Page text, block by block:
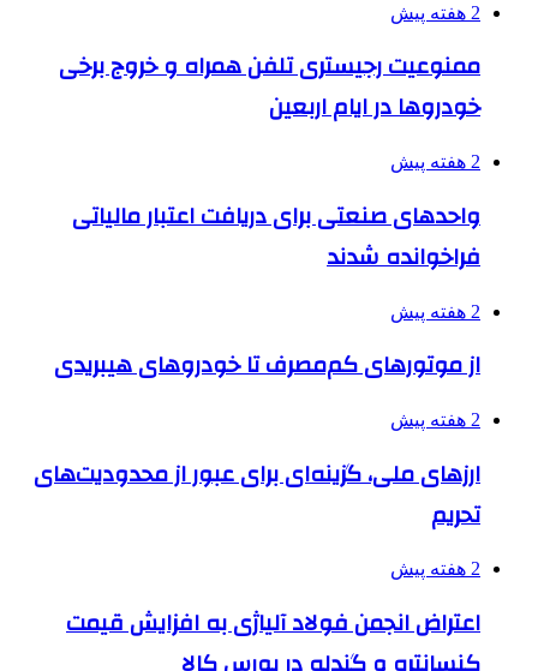
2 هفته پیش
ممنوعیت رجیستری تلفن همراه و خروج برخی
خودروها در ایام اربعین
2 هفته پیش
واحدهای صنعتی برای دریافت اعتبار مالیاتی
فراخوانده شدند
2 هفته پیش
از موتورهای کم‌مصرف تا خودروهای هیبریدی
2 هفته پیش
ارزهای ملی، گزینه‌ای برای عبور از محدودیت‌های
تحریم
2 هفته پیش
اعتراض انجمن فولاد آلیاژی به افزایش قیمت